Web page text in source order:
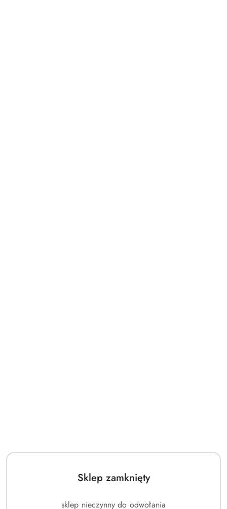
Sklep zamknięty
sklep nieczynny do odwołania